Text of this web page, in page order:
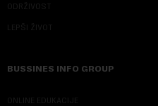
ODRŽIVOST
LEPŠI ŽIVOT
BUSSINES INFO GROUP
ONLINE EDUKACIJE